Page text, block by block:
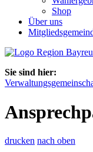
Shop
Über uns
Sie sind hier:
drucken nach oben